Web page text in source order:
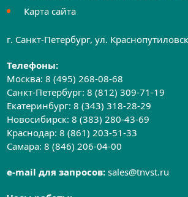
Карта сайта
г. Санкт-Петербург, ул.
Телефоны:
Москва:8 (495) 268-08-68
Санкт-Петербург:8 (812) 309-71-19
Екатеринбург:8 (343) 318-28-29
Новосибирск:8 (383) 280-43-69
Краснодар:8 (861) 203-51-33
Самара:8 (846) 206-04-00
e-mail для запросов:sales@tnvst.ru